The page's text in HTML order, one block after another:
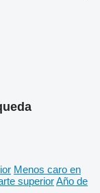
Menos caro en
superiorAño de